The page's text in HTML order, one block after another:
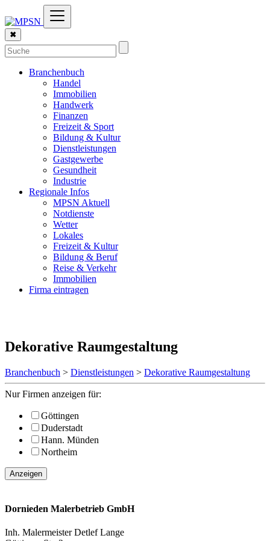
✖
Branchenbuch
Handel
Immobilien
Handwerk
Finanzen
Freizeit & Sport
Bildung & Kultur
Dienstleistungen
Gastgewerbe
Gesundheit
Industrie
Regionale Infos
MPSN Aktuell
Notdienste
Wetter
Lokales
Freizeit & Kultur
Bildung & Beruf
Reise & Verkehr
Immobilien
Firma eintragen
Dekorative Raumgestaltung
Branchenbuch > Dienstleistungen > Dekorative Raumgestaltung
Nur Firmen anzeigen für:
Göttingen
Duderstadt
Hann. Münden
Northeim
Anzeigen
Dornieden Malerbetrieb GmbH
Inh. Malermeister Detlef Lange